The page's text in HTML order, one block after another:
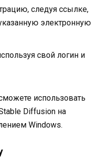
следуя ссылке,
электронную
свой логин и
использовать
Diffusion на
Windows.